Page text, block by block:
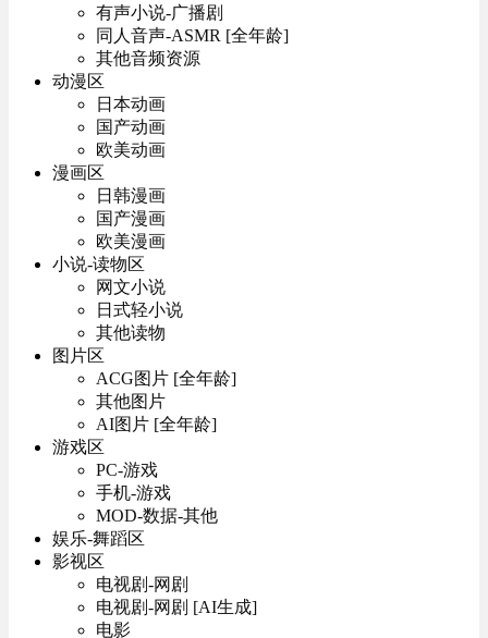
有声小说-广播剧
同人音声-ASMR [全年龄]
其他音频资源
动漫区
日本动画
国产动画
欧美动画
漫画区
日韩漫画
国产漫画
欧美漫画
小说-读物区
网文小说
日式轻小说
其他读物
图片区
ACG图片 [全年龄]
其他图片
AI图片 [全年龄]
游戏区
PC-游戏
手机-游戏
MOD-数据-其他
娱乐-舞蹈区
影视区
电视剧-网剧
电视剧-网剧 [AI生成]
电影